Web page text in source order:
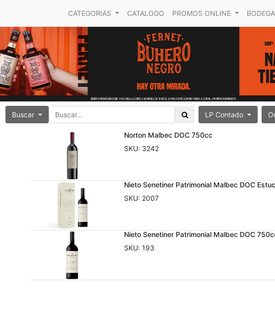
CATEGORIAS CATALOGO PROMOS ONLINE
Buscar LP Contado
Norton Malbec DOC 750cc
SKU: 3242
Nieto Senetiner Patrimonial Malbec DOC
SKU: 2007
Nieto Senetiner Patrimonial Malbec DOC
SKU: 193